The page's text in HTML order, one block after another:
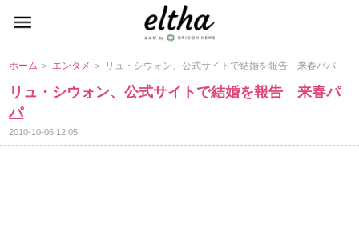
ホーム ＞ エンタメ ＞ リュ・シウォン、公式サイトで結婚を報告 来春パパ
リュ・シウォン、公式サイトで結婚を報告 来春パ
パ
2010-10-06 12:05